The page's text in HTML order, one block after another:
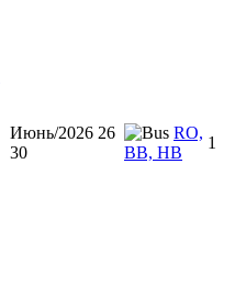
Июнь/2026 26
30
RO,
BB, HB
1